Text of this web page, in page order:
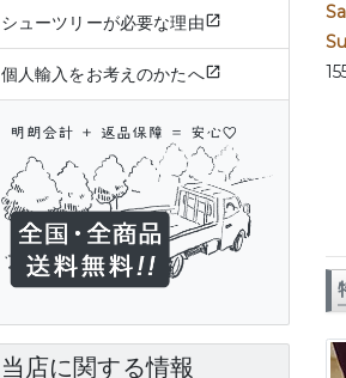
シューツリーが必要な理由
個人輸入をお考えのかたへ
当店に関する情報